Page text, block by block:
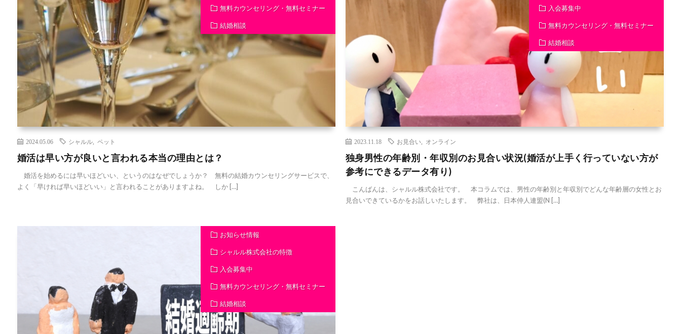
無料カウンセリング・無料セミナー
結婚相談
2024.05.06 シャルル, ペット
婚活は早い方が良いと言われる本当の理由とは？
婚活を始めるには早いほどいい、というのはなぜでしょうか？ 無料の結婚カウンセリングサービスで、
よく「早ければ早いほどいい」と言われることがありますよね。 しか […]
入会募集中
無料カウンセリング・無料セミナー
結婚相談
2023.11.18 お見合い, オンライン
独身男性の年齢別・年収別のお見合い状況(婚活が上手く行っていない方が
参考にできるデータ有り)
こんばんは、シャルル株式会社です。 本コラムでは、男性の年齢別と年収別でどんな年齢層の女性とお
見合いできているかをお話しいたします。 弊社は、日本仲人連盟(N […]
お知らせ情報
シャルル株式会社の特徴
入会募集中
無料カウンセリング・無料セミナー
結婚相談